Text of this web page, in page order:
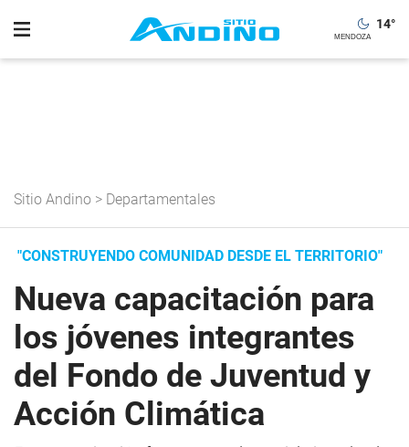
14°
Sitio Andino > Departamentales
"CONSTRUYENDO COMUNIDAD DESDE EL TERRITORIO"
Nueva capacitación para
los jóvenes integrantes
del Fondo de Juventud y
Acción Climática